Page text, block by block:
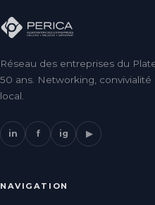
Réseau des entreprises du
50 ans. Networking,
local.
in f ig ▶
NAVIGATION